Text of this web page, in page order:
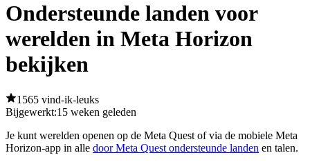
Ondersteunde landen voor
werelden in Meta Horizon
bekijken
1565 vind-ik-leuks
Bijgewerkt:15 weken geleden
Je kunt werelden openen op de Meta Quest of via de mobiele Meta
Horizon-app in alle door Meta Quest ondersteunde landen en talen.